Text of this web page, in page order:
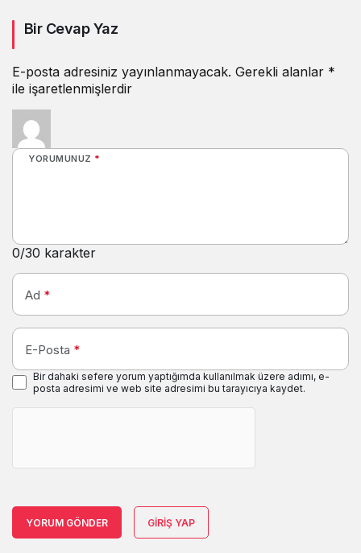
Bir Cevap Yaz
E-posta adresiniz yayınlanmayacak. Gerekli alanlar *
ile işaretlenmişlerdir
YORUMUNUZ *
0/30 karakter
Ad *
E-Posta *
Bir dahaki sefere yorum yaptığımda kullanılmak üzere adımı, e-
posta adresimi ve web site adresimi bu tarayıcıya kaydet.
YORUM GÖNDER GIRIŞ YAP